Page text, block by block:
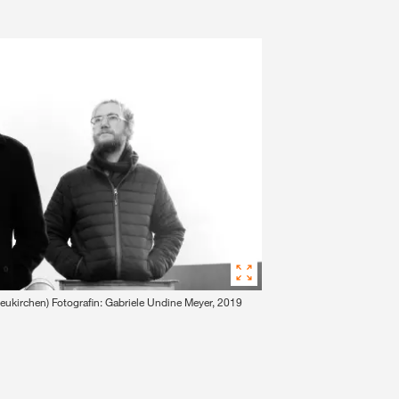
Fotografin: Gabriele Undine Meyer, 2019